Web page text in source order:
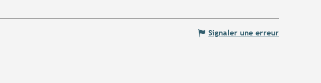
Signaler une erreur